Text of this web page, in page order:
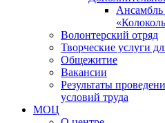
Ансамбль
Волонтерский отряд
Творческие услуги
Общежитие
Вакансии
Результаты
условий труда
МОЦ